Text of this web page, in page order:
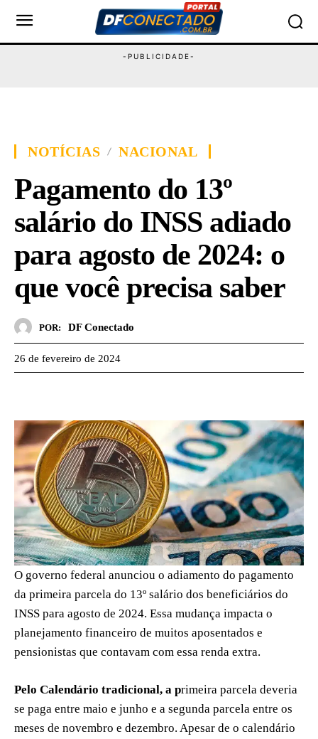
NOTÍCIAS NACIONAL
Pagamento do 13º
salário do INSS adiado
para agosto de 2024: o
que você precisa saber
POR: DF Conectado
26 de fevereiro de 2024
O governo federal anunciou o adiamento do pagamento
da primeira parcela do 13º salário dos beneficiários do
INSS para agosto de 2024. Essa mudança impacta o
planejamento financeiro de muitos aposentados e
pensionistas que contavam com essa renda extra.
Pelo Calendário tradicional, a primeira parcela deveria
se paga entre maio e junho e a segunda parcela entre os
meses de novembro e dezembro. Apesar de o calendário